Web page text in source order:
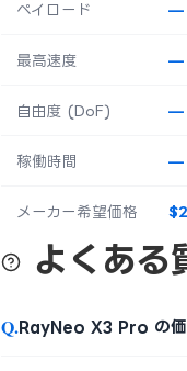
ペイロード —
最高速度 —
自由度 (DoF) —
稼働時間 —
メーカー希望価格
よくある
Q.RayNeo X3 Pro の価